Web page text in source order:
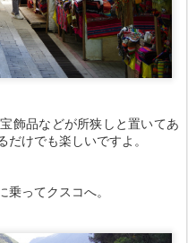
飾品などが所狭しと置いてあ
けでも楽しいですよ。
ってクスコへ。